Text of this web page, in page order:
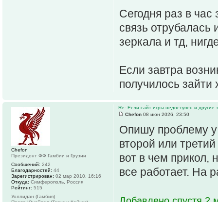
Сегодня раз в час
связь отрубалась
зеркала и тд,
Если завтра
получилось
Re: Если сайт игры недоступен и другие
Chefon 08 июн 2026, 23:50
Опишу проблему
второй или
вот в чем прикол,
все работает. На
Chefon
Президент ФФ Гамбии и Грузии
Сообщений: 242
Благодарностей: 44
Зарегистрирован: 02 мар 2010, 16:16
Откуда: Симферополь, Россия
Рейтинг: 515
Уоллидан (Гамбия)